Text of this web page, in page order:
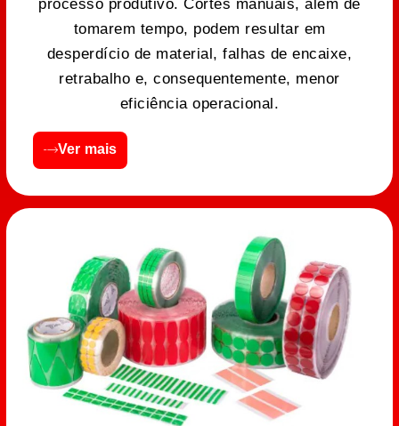
processo produtivo. Cortes manuais, além de
tomarem tempo, podem resultar em
desperdício de material, falhas de encaixe,
retrabalho e, consequentemente, menor
eficiência operacional.
Ver mais